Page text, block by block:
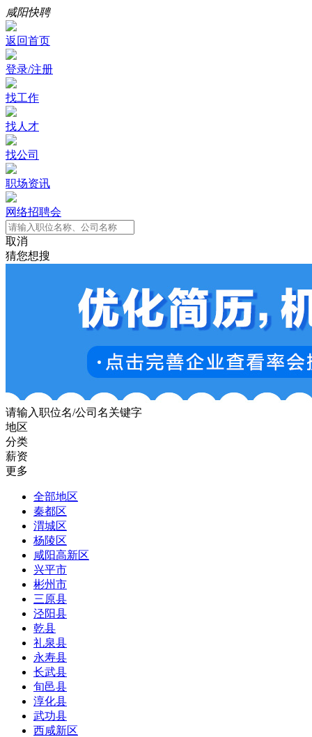
咸阳快聘
返回首页
登录/注册
找工作
找人才
找公司
职场资讯
网络招聘会
取消
猜您想搜
请输入职位名/公司名关键字
地区
分类
薪资
更多
全部地区
秦都区
渭城区
杨陵区
咸阳高新区
兴平市
彬州市
三原县
泾阳县
乾县
礼泉县
永寿县
长武县
旬邑县
淳化县
武功县
西咸新区